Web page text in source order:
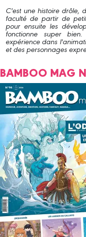
C'est une histoire drôle,
faculté de partir de
pour ensuite les
fonctionne super
expérience dans
et des personnages
BAMBOO MAG